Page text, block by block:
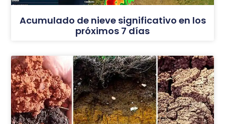
Acumulado de nieve significativo en los
próximos 7 días